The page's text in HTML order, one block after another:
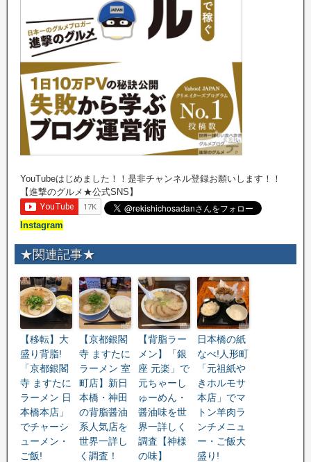
YouTubeはじめました！！是非チャンネル登録お願いします！！
【進撃のグルメ★公式SNS】
Instagram
★関連記事★
【移転】大
盛り背脂!
「京都銀閣
寺 ますたに
ラーメン 日
本橋本店」
でチャーシ
ューメン・
ご飯!
【京都銀閣
寺 ますたに
ラーメン 室
町店】新日
本橋・神田
の背脂醤油
系人気店を
世界一詳し
く調査！
【背脂ラー
メン】「銀
座 元楽」で
元ちゃーし
ゅーめん・
醤油味を世
界一詳しく
調査【神様
の味】
日本橋の紙
なべ!人形町
「元祖紙や
きホルモサ
本店」でマ
トン羊肉ラ
ンチメニュ
ー・ご飯大
盛り!